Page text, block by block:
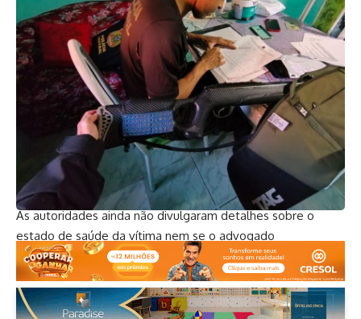
Segundo a PM, João Neto foi localizado nos arredores do
hospital para onde a mulher foi levada. Ele pilotava uma
motocicleta com outra pessoa na garupa e, conforme relato
da corporação, realizava manobras próximo à unidade de
Diante da situação, foi dada voz de prisão ao suspeito, que
foi conduzido à Central para os procedimentos cabíveis.
As autoridades ainda não divulgaram detalhes sobre o
estado de saúde da vítima nem se o advogado
permanecerá detido após os depoimentos.